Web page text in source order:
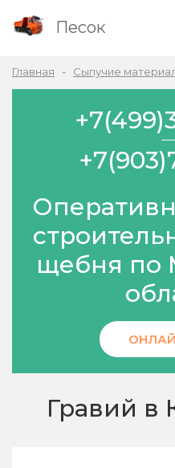
Песок
Главная Сыпучие
щебня по
Гравий в